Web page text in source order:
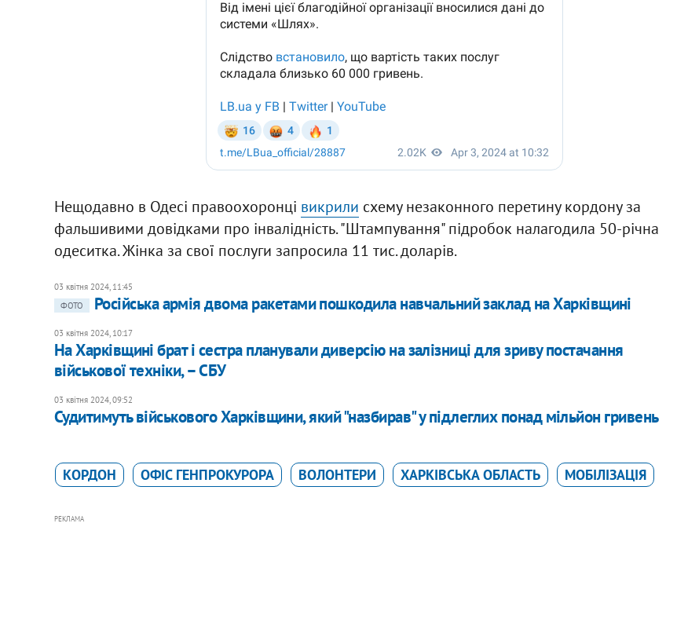
Нещодавно в Одесі правоохоронці викрили схему незаконного перетину кордону за
фальшивими довідками про інвалідність. "Штампування" підробок налагодила 50-річна
одеситка. Жінка за свої послуги запросила 11 тис. доларів.
03 квітня 2024, 11:45
ФОТО
Російська армія двома ракетами пошкодила навчальний заклад на Харківщині
03 квітня 2024, 10:17
На Харківщині брат і сестра планували диверсію на залізниці для зриву постачання
військової техніки, – СБУ
03 квітня 2024, 09:52
Судитимуть військового Харківщини, який "назбирав" у підлеглих понад мільйон гривень
КОРДОН ОФІС ГЕНПРОКУРОРА ВОЛОНТЕРИ ХАРКІВСЬКА ОБЛАСТЬ МОБІЛІЗАЦІЯ
РЕКЛАМА